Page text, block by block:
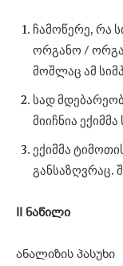
ჩამოწერე, რა
ორგანო /
მოშლაც ამ
სად
მიიჩნია
ექიმმა
განსაზღვრაც.
II ნაწილი
ანალიზის პასუხი